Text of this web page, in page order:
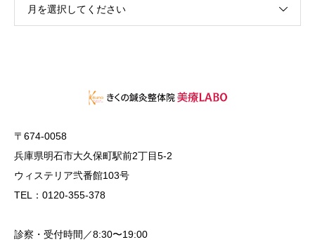
月を選択してください
〒674-0058
兵庫県明石市大久保町駅前2丁目5-2
ウィステリア弐番館103号
TEL：0120-355-378
診察・受付時間／8:30〜19:00